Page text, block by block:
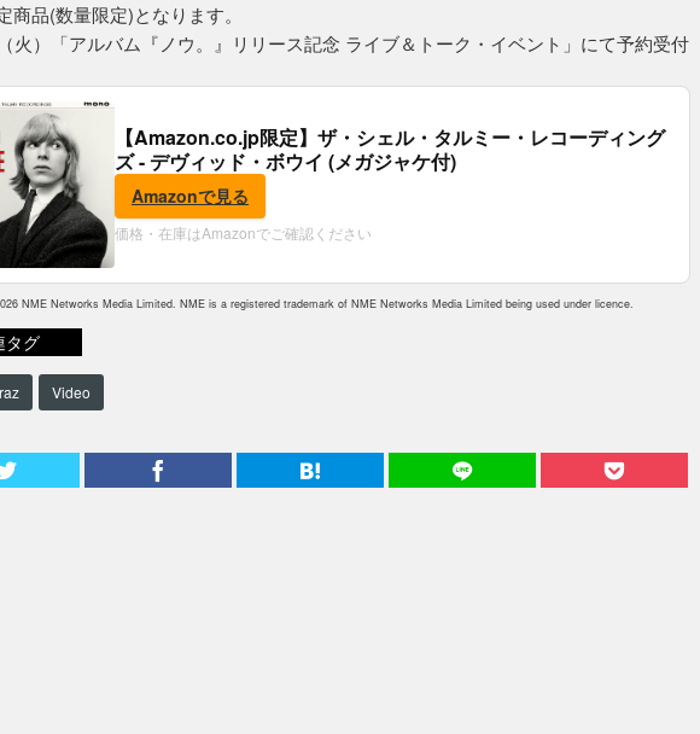
商品(数量限定)となります。
火）「アルバム『ノウ。』リリース記念 ライブ＆トーク・イベント」にて予約受付
【Amazon.co.jp限定】ザ・シェル・タルミー・レコーディング
ズ - デヴィッド・ボウイ (メガジャケ付)
Amazonで見る
価格・在庫はAmazonでご確認ください
NME Networks Media Limited. NME is a registered trademark of NME Networks Media Limited being used under licence.
タグ
Video